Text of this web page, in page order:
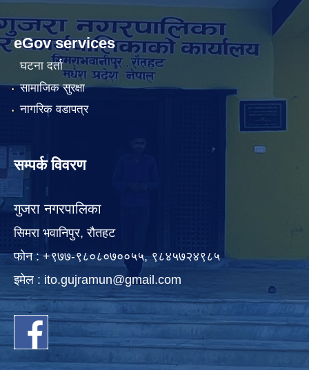
eGov services
घटना दर्ता
सामाजिक सुरक्षा
नागरिक वडापत्र
सम्पर्क विवरण
गुजरा नगरपालिका
सिमरा भवानिपुर, राैतहट
फाेन : +९७७-९८०८०७००५५, ९८४५७२४९८५
इमेल : ito.gujramun@gmail.com